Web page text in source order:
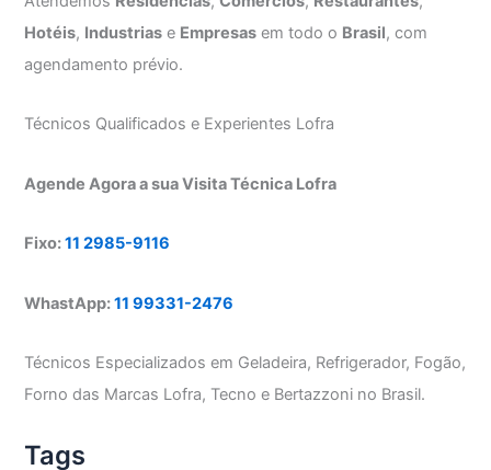
Hotéis, Industrias e Empresas em todo o Brasil, com
agendamento prévio.
Técnicos Qualificados e Experientes Lofra
Agende Agora a sua Visita Técnica Lofra
Fixo:11 2985-9116
WhastApp:11 99331-2476
Técnicos Especializados em Geladeira, Refrigerador, Fogão,
Forno das Marcas Lofra, Tecno e Bertazzoni no Brasil.
Tags